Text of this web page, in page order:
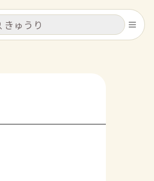
キャンセル
キャンセル